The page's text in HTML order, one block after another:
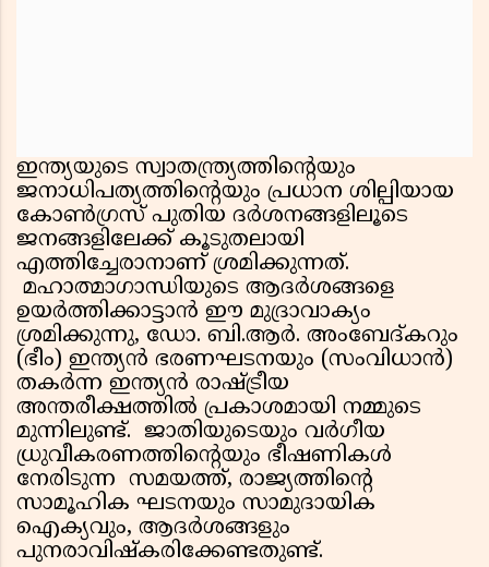
ഇന്ത്യയുടെ സ്വാതന്ത്ര്യത്തിന്റെയും
ജനാധിപത്യത്തിന്റെയും പ്രധാന ശില്പിയായ
കോണ്‍ഗ്രസ് പുതിയ ദര്‍ശനങ്ങളിലൂടെ
ജനങ്ങളിലേക്ക് കൂടുതലായി
എത്തിച്ചേരാനാണ് ശ്രമിക്കുന്നത്.
മഹാത്മാഗാന്ധിയുടെ ആദര്‍ശങ്ങളെ
ഉയര്‍ത്തിക്കാട്ടാന്‍ ഈ മുദ്രാവാക്യം
ശ്രമിക്കുന്നു, ഡോ. ബി.ആര്‍. അംബേദ്കറും
(ഭീം) ഇന്ത്യന്‍ ഭരണഘടനയും (സംവിധാന്‍)
തകര്‍ന്ന ഇന്ത്യന്‍ രാഷ്ട്രീയ
അന്തരീക്ഷത്തില്‍ പ്രകാശമായി നമ്മുടെ
മുന്നിലുണ്ട്. ജാതിയുടെയും വര്‍ഗീയ
ധ്രുവീകരണത്തിന്റെയും ഭീഷണികള്‍
നേരിടുന്ന സമയത്ത്, രാജ്യത്തിന്റെ
സാമൂഹിക ഘടനയും സാമുദായിക
ഐക്യവും, ആദര്‍ശങ്ങളും
പുനരാവിഷ്‌കരിക്കേണ്ടതുണ്ട്.